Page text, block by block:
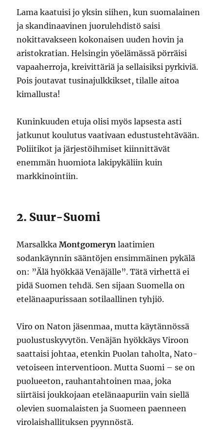
Lama kaatuisi jo yksin siihen, kun suomalainen
ja skandinaavinen juorulehdistö saisi
nokittavakseen kokonaisen uuden hovin ja
aristokratian. Helsingin yöelämässä pörräisi
vapaaherroja, kreivittäriä ja sellaisiksi pyrkiviä.
Pois joutavat tusinajulkkikset, tilalle aitoa
kimallusta!
Kuninkuuden etuja olisi myös lapsesta asti
jatkunut koulutus vaativaan edustustehtävään.
Poliitikot ja järjestöihmiset kiinnittävät
enemmän huomiota lakipykäliin kuin
markkinointiin.
2. Suur-Suomi
MarsalkkaMontgomeryn laatimien
sodankäynnin sääntöjen ensimmäinen pykälä
on: ”Älä hyökkää Venäjälle”. Tätä virhettä ei
pidä Suomen tehdä. Sen sijaan Suomella on
etelänaapurissaan sotilaallinen tyhjiö.
Viro on Naton jäsenmaa, mutta käytännössä
puolustuskyvytön. Venäjän hyökkäys Viroon
saattaisi johtaa, etenkin Puolan taholta, Nato-
vetoiseen interventioon. Mutta Suomi – se on
puolueeton, rauhantahtoinen maa, joka
siirtäisi joukkojaan etelänaapuriin vain siellä
olevien suomalaisten ja Suomeen paenneen
virolaishallituksen pyynnöstä.